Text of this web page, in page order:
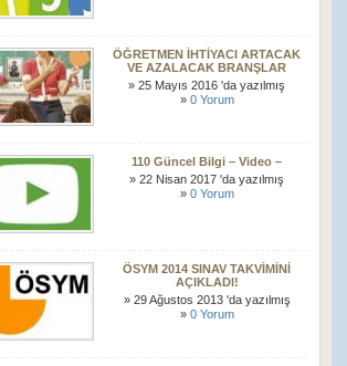
ÖĞRETMEN İHTİYACI ARTACAK
VE AZALACAK BRANŞLAR
» 25 Mayıs 2016 'da yazılmış
» 0 Yorum
110 Güncel Bilgi – Video –
» 22 Nisan 2017 'da yazılmış
» 0 Yorum
ÖSYM 2014 SINAV TAKVİMİNİ
AÇIKLADI!
» 29 Ağustos 2013 'da yazılmış
» 0 Yorum